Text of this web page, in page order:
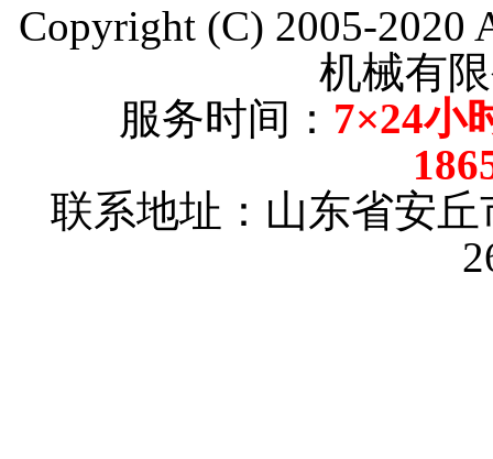
Copyright (C) 2005-2020
机械有
服务时间： 7×24小
联系地址：山东省安